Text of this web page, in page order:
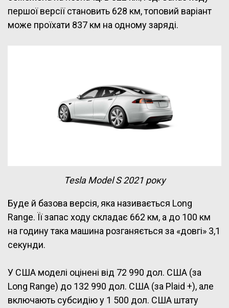
першої версії становить 628 км, топовий варіант
може проїхати 837 км на одному заряді.
Tesla Model S 2021 року
Буде й базова версія, яка називається Long
Range. Її запас ходу складає 662 км, а до 100 км
на годину така машина розганяється за «довгі» 3,1
секунди.
У США моделі оцінені від 72 990 дол. США (за
Long Range) до 132 990 дол. США (за Plaid +), але
включають субсидію у 1 500 дол. США штату